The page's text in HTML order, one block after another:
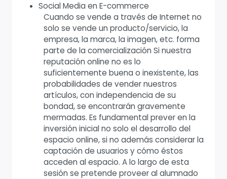
Social Media en E-commerce
Cuando se vende a través de Internet no
solo se vende un producto/servicio, la
empresa, la marca, la imagen, etc. forma
parte de la comercialización Si nuestra
reputación online no es lo
suficientemente buena o inexistente, las
probabilidades de vender nuestros
artículos, con independencia de su
bondad, se encontrarán gravemente
mermadas. Es fundamental prever en la
inversión inicial no solo el desarrollo del
espacio online, si no además considerar la
captación de usuarios y cómo éstos
acceden al espacio. A lo largo de esta
sesión se pretende proveer al alumnado